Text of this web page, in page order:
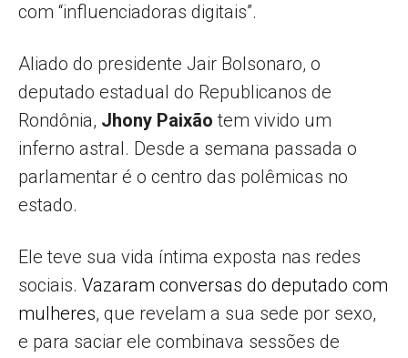
com “influenciadoras digitais”.
Aliado do presidente Jair Bolsonaro, o
deputado estadual do Republicanos de
Rondônia, Jhony Paixão tem vivido um
inferno astral. Desde a semana passada o
parlamentar é o centro das polêmicas no
estado.
Ele teve sua vida íntima exposta nas redes
sociais. Vazaram conversas do deputado com
mulheres, que revelam a sua sede por sexo,
e para saciar ele combinava sessões de